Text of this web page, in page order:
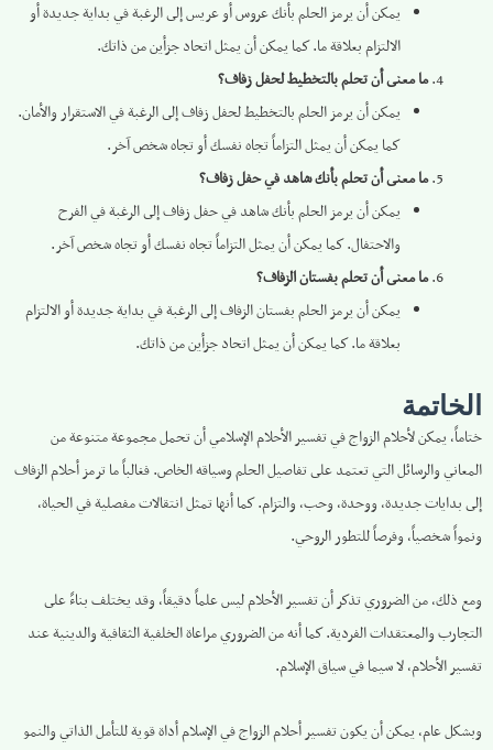
يمكن أن يرمز الحلم بأنك عروس أو عريس إلى الرغبة في بداية جديدة أو
الالتزام بعلاقة ما. كما يمكن أن يمثل اتحاد جزأين من ذاتك.
ما معنى أن تحلم بالتخطيط لحفل زفاف؟
يمكن أن يرمز الحلم بالتخطيط لحفل زفاف إلى الرغبة في الاستقرار والأمان.
كما يمكن أن يمثل التزاماً تجاه نفسك أو تجاه شخص آخر.
ما معنى أن تحلم بأنك شاهد في حفل زفاف؟
يمكن أن يرمز الحلم بأنك شاهد في حفل زفاف إلى الرغبة في الفرح
والاحتفال. كما يمكن أن يمثل التزاماً تجاه نفسك أو تجاه شخص آخر.
ما معنى أن تحلم بفستان الزفاف؟
يمكن أن يرمز الحلم بفستان الزفاف إلى الرغبة في بداية جديدة أو الالتزام
بعلاقة ما. كما يمكن أن يمثل اتحاد جزأين من ذاتك.
الخاتمة
ختاماً، يمكن لأحلام الزواج في تفسير الأحلام الإسلامي أن تحمل مجموعة متنوعة من
المعاني والرسائل التي تعتمد على تفاصيل الحلم وسياقه الخاص. فغالباً ما ترمز أحلام الزفاف
إلى بدايات جديدة، ووحدة، وحب، والتزام. كما أنها تمثل انتقالات مفصلية في الحياة،
ونمواً شخصياً، وفرصاً للتطور الروحي.
ومع ذلك، من الضروري تذكر أن تفسير الأحلام ليس علماً دقيقاً، وقد يختلف بناءً على
التجارب والمعتقدات الفردية. كما أنه من الضروري مراعاة الخلفية الثقافية والدينية عند
تفسير الأحلام، لا سيما في سياق الإسلام.
وبشكل عام، يمكن أن يكون تفسير أحلام الزواج في الإسلام أداة قوية للتأمل الذاتي والنمو